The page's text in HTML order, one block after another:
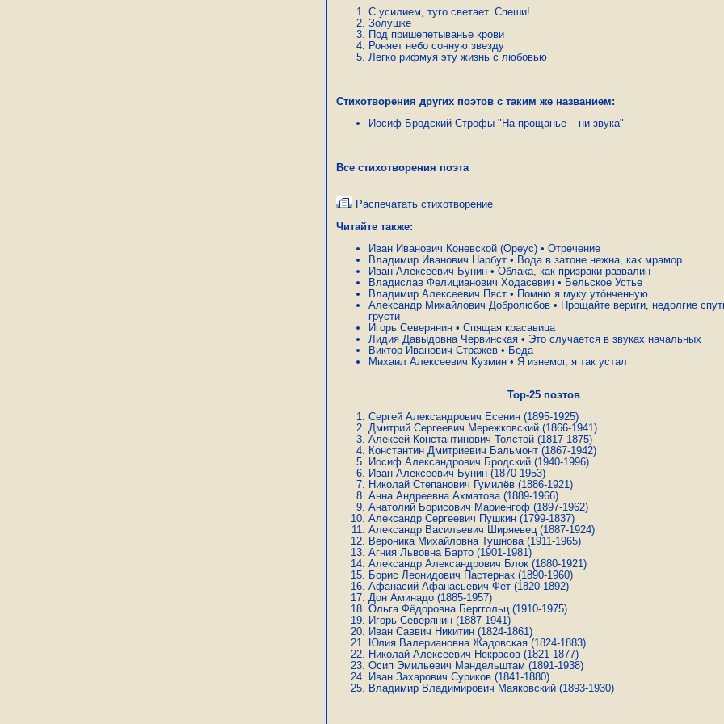
С усилием, туго светает. Спеши!
Золушке
Под пришепетыванье крови
Роняет небо сонную звезду
Легко рифмуя эту жизнь с любовью
Стихотворения других поэтов с таким же названием:
Иосиф Бродский Строфы "На прощанье – ни звука"
Все стихотворения поэта
Распечатать стихотворение
Читайте также:
Иван Иванович Коневской (Ореус) • Отречение
Владимир Иванович Нарбут • Вода в затоне нежна, как мрамор
Иван Алексеевич Бунин • Облака, как призраки развалин
Владислав Фелицианович Ходасевич • Бельское Устье
Владимир Алексеевич Пяст • Помню я муку утóнченную
Александр Михайлович Добролюбов • Прощайте вериги, недолгие
грусти
Игорь Северянин • Спящая красавица
Лидия Давыдовна Червинская • Это случается в звуках начальных
Виктор Иванович Стражев • Беда
Михаил Алексеевич Кузмин • Я изнемог, я так устал
Top-25 поэтов
Сергей Александрович Есенин (1895-1925)
Дмитрий Сергеевич Мережковский (1866-1941)
Алексей Константинович Толстой (1817-1875)
Константин Дмитриевич Бальмонт (1867-1942)
Иосиф Александрович Бродский (1940-1996)
Иван Алексеевич Бунин (1870-1953)
Николай Степанович Гумилёв (1886-1921)
Анна Андреевна Ахматова(1889-1966)
Анатолий Борисович Мариенгоф (1897-1962)
Александр Сергеевич Пушкин (1799-1837)
Александр Васильевич Ширяевец(1887-1924)
Вероника Михайловна Тушнова(1911-1965)
Агния Львовна Барто (1901-1981)
Александр Александрович Блок (1880-1921)
Борис Леонидович Пастернак (1890-1960)
Афанасий Афанасьевич Фет (1820-1892)
Дон Аминадо (1885-1957)
Ольга Фёдоровна Берггольц(1910-1975)
Игорь Северянин (1887-1941)
Иван Саввич Никитин (1824-1861)
Юлия Валериановна Жадовская (1824-1883)
Николай Алексеевич Некрасов (1821-1877)
Осип Эмильевич Мандельштам (1891-1938)
Иван Захарович Суриков (1841-1880)
Владимир Владимирович Маяковский (1893-1930)